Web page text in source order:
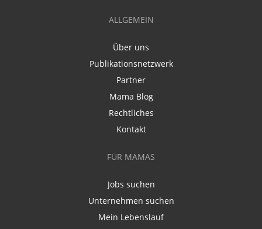
ALLGEMEIN
Über uns
Publikationsnetzwerk
Partner
Mama Blog
Rechtliches
Kontakt
FÜR MAMAS
Jobs suchen
Unternehmen suchen
Mein Lebenslauf